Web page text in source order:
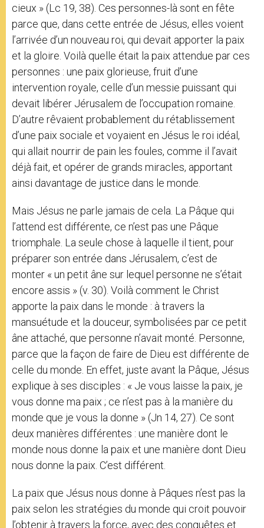
cieux » (Lc 19, 38). Ces personnes-là sont en fête
parce que, dans cette entrée de Jésus, elles voient
l’arrivée d’un nouveau roi, qui devait apporter la paix
et la gloire. Voilà quelle était la paix attendue par ces
personnes : une paix glorieuse, fruit d’une
intervention royale, celle d’un messie puissant qui
devait libérer Jérusalem de l’occupation romaine.
D’autre rêvaient probablement du rétablissement
d’une paix sociale et voyaient en Jésus le roi idéal,
qui allait nourrir de pain les foules, comme il l’avait
déjà fait, et opérer de grands miracles, apportant
ainsi davantage de justice dans le monde.
Mais Jésus ne parle jamais de cela. La Pâque qui
l’attend est différente, ce n’est pas une Pâque
triomphale. La seule chose à laquelle il tient, pour
préparer son entrée dans Jérusalem, c’est de
monter « un petit âne sur lequel personne ne s’était
encore assis » (v. 30). Voilà comment le Christ
apporte la paix dans le monde : à travers la
mansuétude et la douceur, symbolisées par ce petit
âne attaché, que personne n’avait monté. Personne,
parce que la façon de faire de Dieu est différente de
celle du monde. En effet, juste avant la Pâque, Jésus
explique à ses disciples : « Je vous laisse la paix, je
vous donne ma paix ; ce n’est pas à la manière du
monde que je vous la donne » (Jn 14, 27). Ce sont
deux manières différentes : une manière dont le
monde nous donne la paix et une manière dont Dieu
nous donne la paix. C’est différent.
La paix que Jésus nous donne à Pâques n’est pas la
paix selon les stratégies du monde qui croit pouvoir
l’obtenir à travers la force, avec des conquêtes et